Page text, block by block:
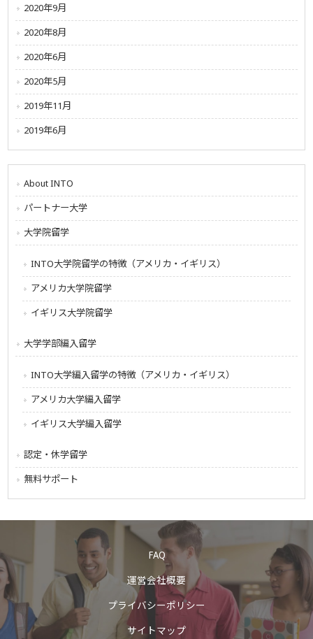
2020年9月
2020年8月
2020年6月
2020年5月
2019年11月
2019年6月
About INTO
パートナー大学
大学院留学
INTO大学院留学の特徴（アメリカ・イギリス）
アメリカ大学院留学
イギリス大学院留学
大学学部編入留学
INTO大学編入留学の特徴（アメリカ・イギリス）
アメリカ大学編入留学
イギリス大学編入留学
認定・休学留学
無料サポート
FAQ
運営会社概要
プライバシーポリシー
サイトマップ